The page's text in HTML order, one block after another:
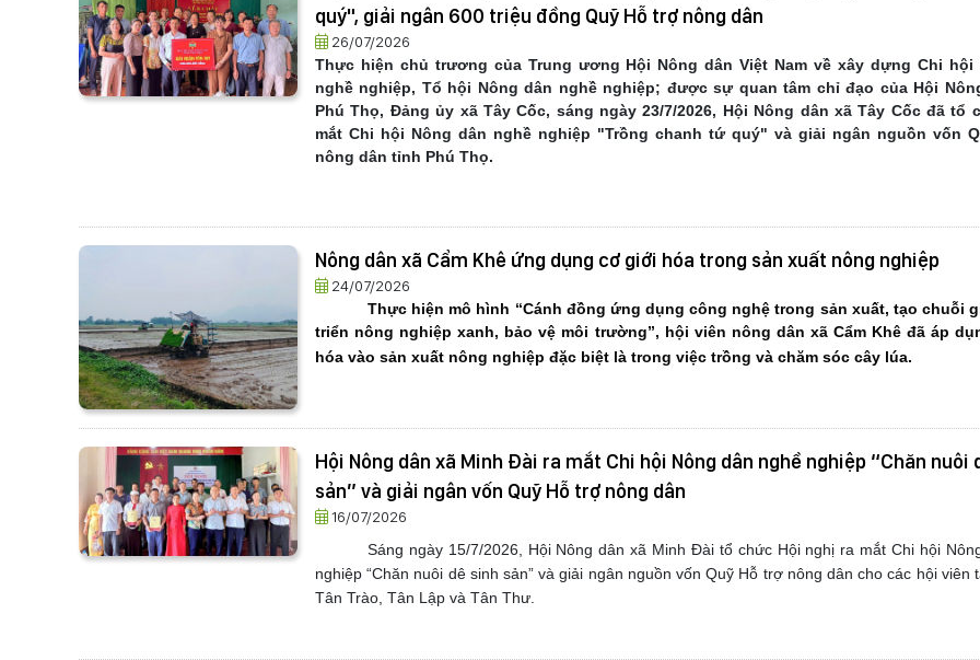
quý", giải ngân 600 triệu đồng Quỹ Hỗ trợ nông dân
26/07/2026
Thực hiện chủ trương của Trung ương Hội Nông dân Việt Nam về xây dựng Chi hội
nghề nghiệp, Tổ hội Nông dân nghề nghiệp; được sự quan tâm chỉ đạo của Hội
Phú Thọ, Đảng ủy xã Tây Cốc, sáng ngày 23/7/2026, Hội Nông dân xã Tây Cốc đã tổ
mắt Chi hội Nông dân nghề nghiệp "Trồng chanh tứ quý" và giải ngân nguồn vốn
nông dân tỉnh Phú Thọ.
Nông dân xã Cẩm Khê ứng dụng cơ giới hóa trong sản xuất nông nghiệp
24/07/2026
Thực hiện mô hình “Cánh đồng ứng dụng công nghệ trong sản xuất, tạo chuỗi
triển nông nghiệp xanh, bảo vệ môi trường”, hội viên nông dân xã Cẩm Khê đã áp
hóa vào sản xuất nông nghiệp đặc biệt là trong việc trồng và chăm sóc cây lúa.
Hội Nông dân xã Minh Đài ra mắt Chi hội Nông dân nghề nghiệp “Chăn nuôi
sản” và giải ngân vốn Quỹ Hỗ trợ nông dân
16/07/2026
Sáng ngày 15/7/2026, Hội Nông dân xã Minh Đài tổ chức Hội nghị ra mắt Chi hội
nghiệp “Chăn nuôi dê sinh sản” và giải ngân nguồn vốn Quỹ Hỗ trợ nông dân cho các hội viên
Tân Trào, Tân Lập và Tân Thư.